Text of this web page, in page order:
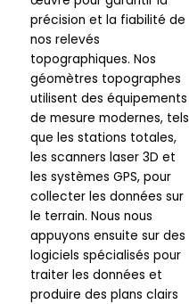
précision et la fiabilité de
nos relevés
topographiques. Nos
géomètres topographes
utilisent des équipements
de mesure modernes, tels
que les stations totales,
les scanners laser 3D et
les systèmes GPS, pour
collecter les données sur
le terrain. Nous nous
appuyons ensuite sur des
logiciels spécialisés pour
traiter les données et
produire des plans clairs